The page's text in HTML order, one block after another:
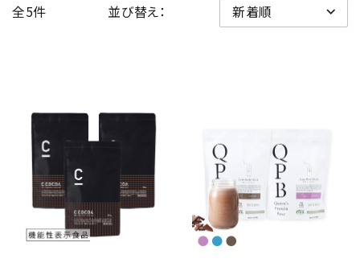
全5件 並び替え：